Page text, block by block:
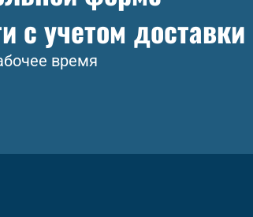
с учетом доставки
время